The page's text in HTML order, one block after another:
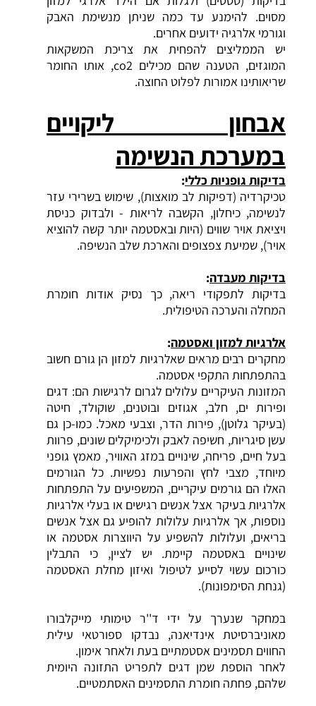
מסוים. להימנע עד כמה שניתן מנשימת האבק
וגורמי אלרגיה ידועים אחרים.
יש הממליצים להפחית את צריכת המשקאות
המוגזים, הטענה שהם מכילים co2, אותו החומר
שריאותינו אמורות לפלוט החוצה.
אבחון ליקויים
במערכתהנשימה
בדיקות גופניות כללי:
טכיקרדיה (דפיקות לב מואצות), שימוש בשרירי עזר
לנשימה, כיחלון, הקשבה לריאות - ולבדוק כניסת
ויציאת אויר שווים (היות ובאסטמה יותר קשה להוציא
אויר), שמיעת צפצופים והארכת שלב הנשיפה.
בדיקות מעבדה:
בדיקות לתפקודי ריאה, כך נסיק אודות חומרת
המחלה והערכה הטיפולית.
אלרגיותלמזון ואסטמה:
מחקרים רבים מראים שאלרגיות למזון הן גורם חשוב
בהתפתחות התקפי אסטמה.
המזונות העיקריים עלולים לגרום לרגישות הם: דגים
ופירות ים, חלב, אגוזים ובוטנים, שוקולד, חיטה
(בעיקר גלוטן), פירות הדר, וצבעי מאכל. כמו-כן גם
עשן סיגריות, חשיפה לאבק ולכימיקלים שונים, פרוות
בעל חיים, פריחה, שינויים במזג האוויר, מאמץ גופני
מיוחד, מצבי לחץ והפרעות נפשיות. כל הגורמים
האלו הם גורמים עיקריים, המשפיעים על התפתחות
אלרגיות בעיקר אצל אנשים רגישים או בעלי אלרגיות
נוספות, אך אלרגיות עלולות להופיע גם אצל אנשים
בריאים, ועלולות להשפיע על היווצרות אסטמה או
שינויים באסטמה קיימת. יש לציין, כי התבלין
כורכום עשוי לסייע לטיפול ואיזון מחלת האסטמה
(גנחת הסימפונות).
במחקר שנערך על ידי ד''ר טימותי מייקלבורו
מאוניברסיטת אינדיאנה, נבדקו ספורטאי עילית
החווים תסמינים אסטמתיים בעת ולאחר אימון.
לאחר הוספת שמן דגים לתפריט התזונה היומית
שלהם, פחתה חומרת התסמינים האסתמטיים.